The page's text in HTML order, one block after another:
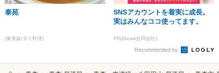
泰苑
(東青森/タイ料理)
SNSアカウントを着実に成長。
実はみんなココ使ってます。
PR(Dreaw合同会社)
Recommended by